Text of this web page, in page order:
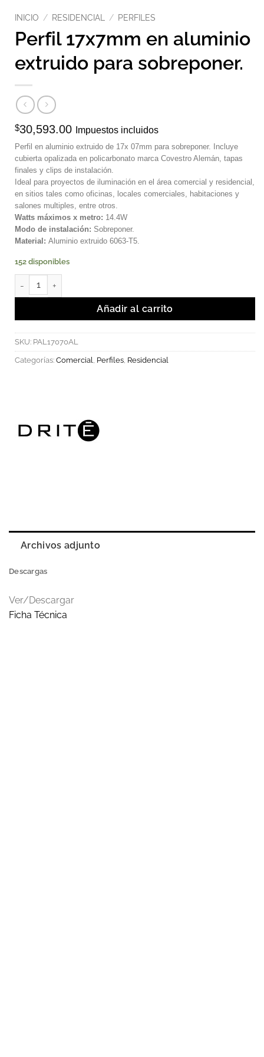
INICIO / RESIDENCIAL / PERFILES
Perfil 17x7mm en aluminio
extruido para sobreponer.
$30,593.00 Impuestos incluidos
Perfil en aluminio extruido de 17x 07mm para sobreponer. Incluye
cubierta opalizada en policarbonato marca Covestro Alemán, tapas
finales y clips de instalación.
Ideal para proyectos de iluminación en el área comercial y residencial,
en sitios tales como oficinas, locales comerciales, habitaciones y
salones multiples, entre otros.
Watts máximos x metro: 14.4W
Modo de instalación: Sobreponer.
Material: Aluminio extruido 6063-T5.
152 disponibles
Perfil 17x7mm en aluminio extruido para sobreponer. cantidad
Añadir al carrito
SKU: PAL17070AL
Categorías: Comercial Perfiles Residencial
Archivos adjunto
Descargas
Ver/Descargar
Ficha Técnica